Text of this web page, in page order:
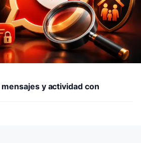
y actividad con